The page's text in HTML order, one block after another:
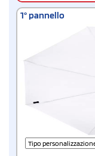
1° pannello